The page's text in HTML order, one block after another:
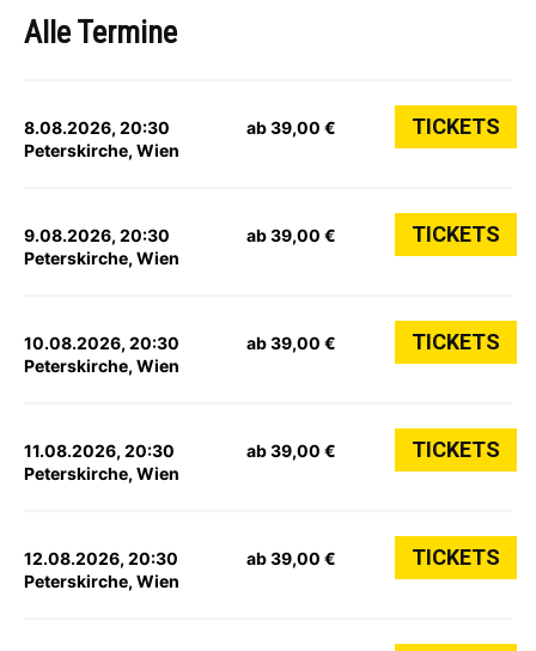
Alle Termine
8.08.2026, 20:30
Peterskirche, Wien
ab 39,00 € TICKETS
9.08.2026, 20:30
Peterskirche, Wien
ab 39,00 € TICKETS
10.08.2026, 20:30
Peterskirche, Wien
ab 39,00 € TICKETS
11.08.2026, 20:30
Peterskirche, Wien
ab 39,00 € TICKETS
12.08.2026, 20:30
Peterskirche, Wien
ab 39,00 € TICKETS